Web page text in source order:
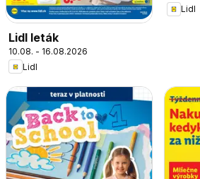
Lidl leták
10.08. - 16.08.2026
Lidl
Lidl